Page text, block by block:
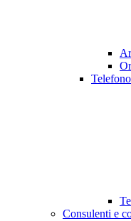
Consulenti e